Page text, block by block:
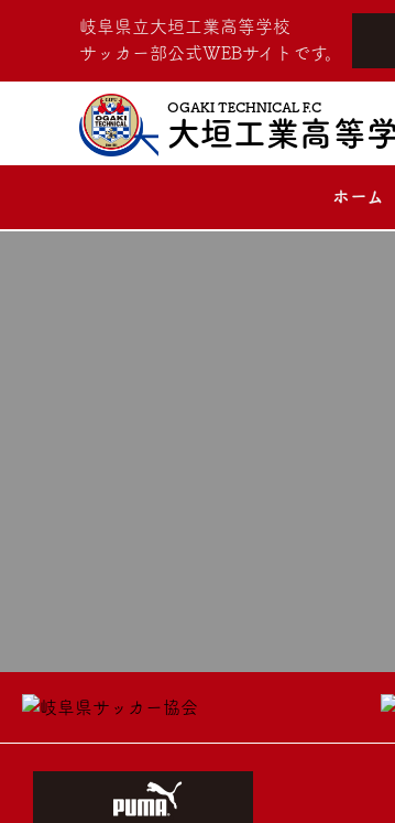
岐阜県立大垣工業高等学校
サッカー部公式WEBサイトです。
OGAKI TECHNICAL F.C
大垣工業高等
ホーム